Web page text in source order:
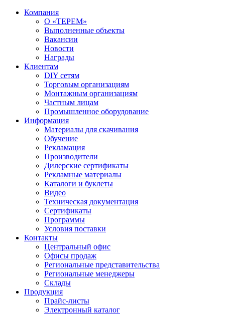
Компания
О «ТЕРЕМ»
Выполненные объекты
Вакансии
Новости
Награды
Клиентам
DIY сетям
Торговым организациям
Монтажным организациям
Частным лицам
Промышленное оборудование
Информация
Материалы для скачивания
Обучение
Рекламация
Производители
Дилерские сертификаты
Рекламные материалы
Каталоги и буклеты
Видео
Техническая документация
Сертификаты
Программы
Условия поставки
Контакты
Центральный офис
Офисы продаж
Региональные представительства
Региональные менеджеры
Склады
Продукция
Прайс-листы
Электронный каталог